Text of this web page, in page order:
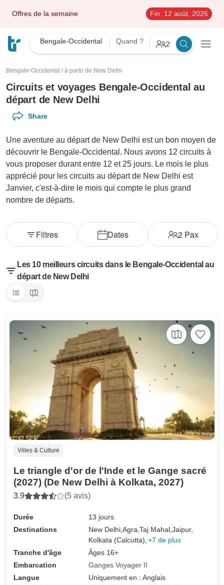
Offres de la semaine Fin: 12 août, 2026
Bengale-Occidental Quand ? 2
Bengale-Occidental / à partir de New Delhi
Circuits et voyages Bengale-Occidental au
départ de New Delhi
Share
Une aventure au départ de New Delhi est un bon moyen de
découvrir le Bengale-Occidental. Nous avons 12 circuits à
vous proposer durant entre 12 et 25 jours. Le mois le plus
apprécié pour les circuits au départ de New Delhi est
Janvier, c'est-à-dire le mois qui compte le plus grand
nombre de départs.
Dates 2Pax
Filtres
Les 10 meilleurs circuits dans le Bengale-Occidental au
départ de New Delhi
Villes & Culture
Le triangle d'or de l'Inde et le Gange sacré
(2027) (De New Delhi à Kolkata, 2027)
3.9 (5 avis)
Durée
13 jours
Destinations
New Delhi,Agra,Taj Mahal,Jaipur,
Kolkata (Calcutta), +7 de plus
Tranche d'âge
Âges 16+
Embarcation
Ganges Voyager II
Langue
Uniquement en : Anglais